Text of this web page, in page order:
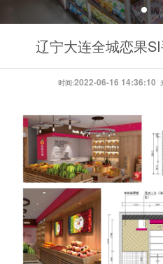
辽宁大连全城恋果
时间:2022-06-16 14:36:10